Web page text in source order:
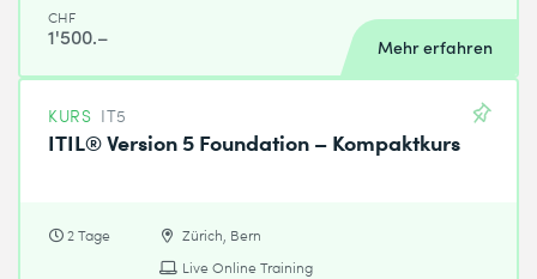
CHF
1'500.– Mehr erfahren
KURS IT5
ITIL® Version 5 Foundation – Kompaktkurs
2 Tage
Zürich, Bern
Live Online Training